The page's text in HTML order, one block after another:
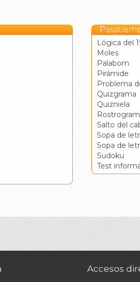
Lógica del
Moles
Palabom
Pirámide
Problema
Quizgrama
Quizniela
Salto del
Sopa de
Sopa de
Sudoku
Test
Accesos